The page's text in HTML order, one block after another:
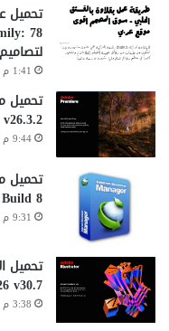
1:41 م 31 يوليو، 2026
v26.3.2
9:44 م 4 أغسطس، 2026
8
9:31 م 8 أغسطس، 2026
v30.7
3:38 م 3 أغسطس، 2026